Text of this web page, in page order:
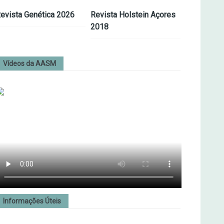
Genética 2026
Revista Holstein Açores
2018
Vídeos da AASM
Informações Úteis